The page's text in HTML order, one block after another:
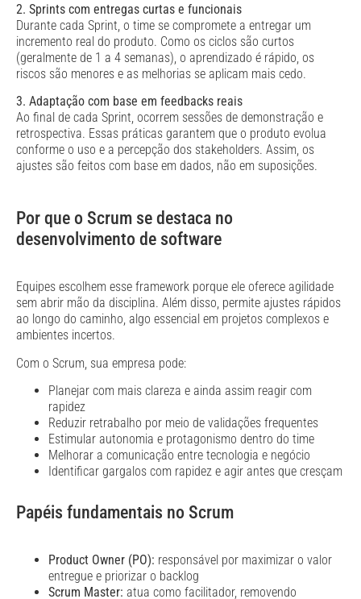
2. Sprints com entregas curtas e funcionais
Durante cada Sprint, o time se compromete a entregar um
incremento real do produto. Como os ciclos são curtos
(geralmente de 1 a 4 semanas), o aprendizado é rápido, os
riscos são menores e as melhorias se aplicam mais cedo.
3. Adaptação com base em feedbacks reais
Ao final de cada Sprint, ocorrem sessões de demonstração e
retrospectiva. Essas práticas garantem que o produto evolua
conforme o uso e a percepção dos stakeholders. Assim, os
ajustes são feitos com base em dados, não em suposições.
Por que o Scrum se destaca no
desenvolvimento de software
Equipes escolhem esse framework porque ele oferece agilidade
sem abrir mão da disciplina. Além disso, permite ajustes rápidos
ao longo do caminho, algo essencial em projetos complexos e
ambientes incertos.
Com o Scrum, sua empresa pode:
Planejar com mais clareza e ainda assim reagir com
rapidez
Reduzir retrabalho por meio de validações frequentes
Estimular autonomia e protagonismo dentro do time
Melhorar a comunicação entre tecnologia e negócio
Identificar gargalos com rapidez e agir antes que cresçam
Papéis fundamentais no Scrum
Product Owner (PO): responsável por maximizar o valor
entregue e priorizar o backlog
Scrum Master: atua como facilitador, removendo